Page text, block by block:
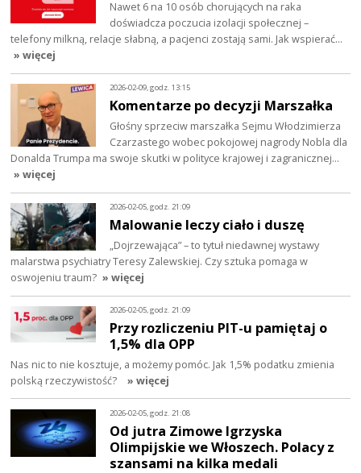
Nawet 6 na 10 osób chorujących na raka
doświadcza poczucia izolacji społecznej –
telefony milkną, relacje słabną, a pacjenci zostają sami. Jak wspierać…
» więcej
2026-02-09, godz. 13:15
Komentarze po decyzji Marszałka
Głośny sprzeciw marszałka Sejmu Włodzimierza
Czarzastego wobec pokojowej nagrody Nobla dla
Donalda Trumpa ma swoje skutki w polityce krajowej i zagranicznej…
» więcej
2026-02-05, godz. 21:09
Malowanie leczy ciało i duszę
„Dojrzewająca” – to tytuł niedawnej wystawy
malarstwa psychiatry Teresy Zalewskiej. Czy sztuka pomaga w
oswojeniu traum? » więcej
2026-02-05, godz. 21:09
Przy rozliczeniu PIT-u pamiętaj o
1,5% dla OPP
Nas nic to nie kosztuje, a możemy pomóc. Jak 1,5% podatku zmienia
polską rzeczywistość?
» więcej
2026-02-05, godz. 21:08
Od jutra Zimowe Igrzyska
Olimpijskie we Włoszech. Polacy z
szansami na kilka medali